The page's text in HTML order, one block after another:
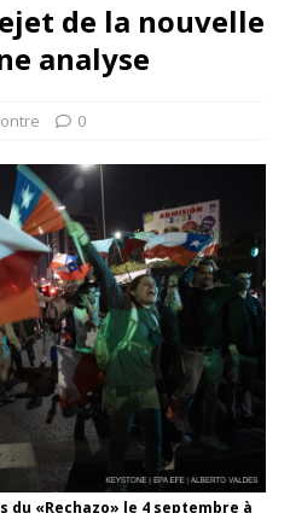
de la nouvelle
analyse
0
«Rechazo» le 4 septembre à